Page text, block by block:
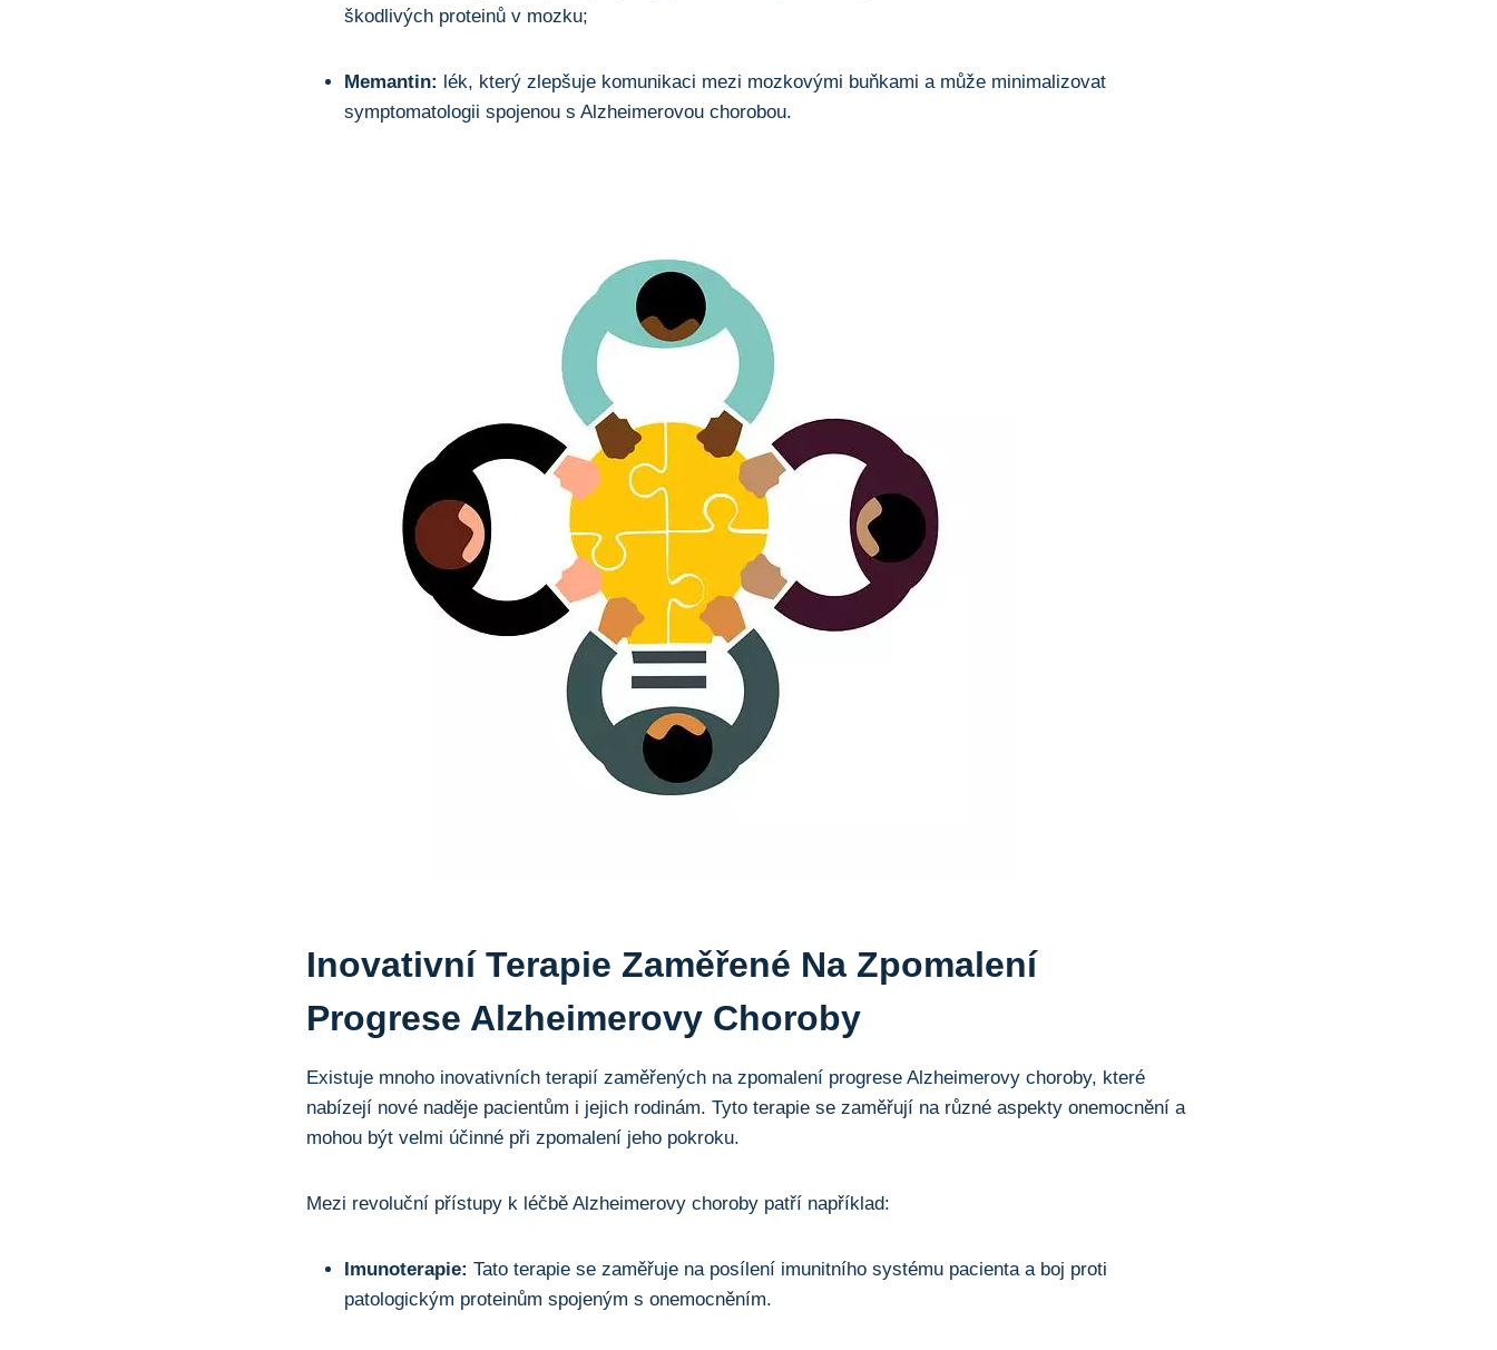
škodlivých proteinů v mozku;
Memantin: lék, který zlepšuje komunikaci mezi mozkovými buňkami a může minimalizovat
symptomatologii spojenou s Alzheimerovou chorobou.
Inovativní Terapie Zaměřené Na Zpomalení
Progrese Alzheimerovy Choroby
Existuje mnoho inovativních terapií zaměřených na zpomalení progrese Alzheimerovy choroby, které
nabízejí nové naděje pacientům i jejich rodinám. Tyto terapie se zaměřují na různé aspekty onemocnění a
mohou být velmi účinné při zpomalení jeho pokroku.
Mezi revoluční přístupy k léčbě Alzheimerovy choroby patří například:
Imunoterapie: Tato terapie se zaměřuje na posílení imunitního systému pacienta a boj proti
patologickým proteinům spojeným s onemocněním.